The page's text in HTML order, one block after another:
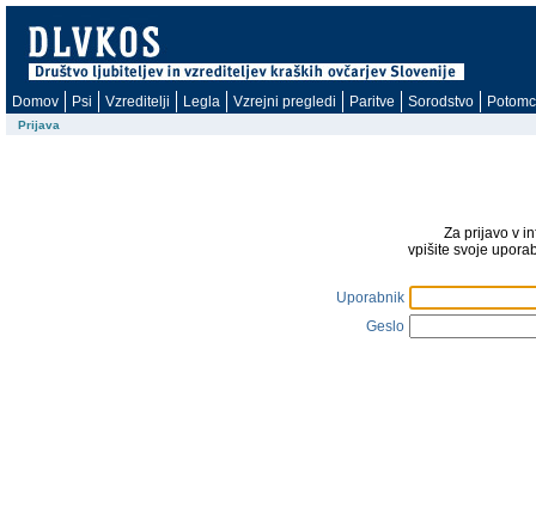
Domov Psi Vzreditelji Legla Vzrejni pregledi Paritve Sorodstvo
Prijava
Za prijavo v
vpišite svoje
Uporabnik
Geslo